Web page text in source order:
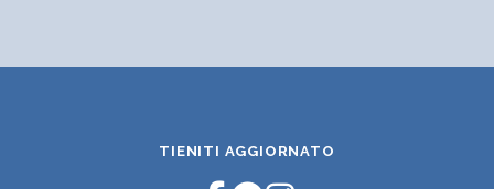
TIENITI AGGIORNATO